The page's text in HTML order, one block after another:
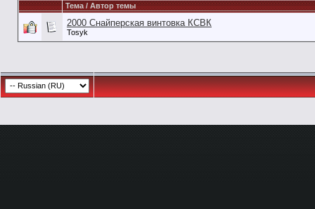
Тема / Автор темы
2000 Снайперская винтовка КСВК
Tosyk